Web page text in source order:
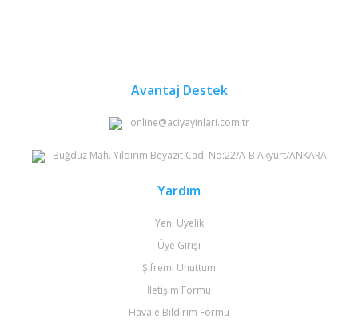
Avantaj Destek
online@aciyayinlari.com.tr
Büğdüz Mah. Yıldırım Beyazıt Cad. No:22/A-B Akyurt/ANKARA
Yardım
Yeni Üyelik
Üye Girişi
Şifremi Unuttum
İletişim Formu
Havale Bildirim Formu